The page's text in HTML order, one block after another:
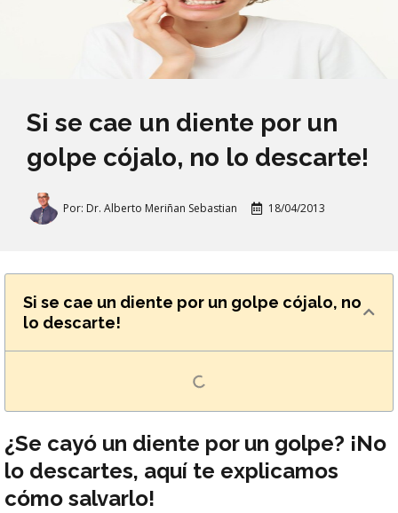
Si se cae un diente por un
golpe cójalo, no lo descarte!
Por: Dr. Alberto Meriñan Sebastian 18/04/2013
Si se cae un diente por un golpe cójalo, no
lo descarte!
¿Se cayó un diente por un golpe? ¡No
lo descartes, aquí te explicamos
cómo salvarlo!